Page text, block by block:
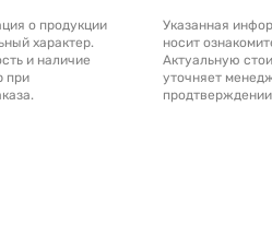
о продукции
характер.
и наличие
при
Указанная
носит
Актуальную
уточняет
продтверждении